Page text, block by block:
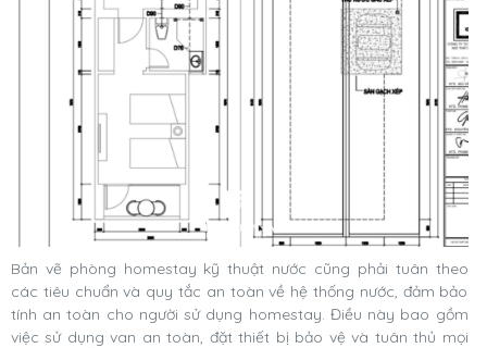
Bản vẽ phòng homestay kỹ thuật nước cũng phải tuân theo
các tiêu chuẩn và quy tắc an toàn về hệ thống nước, đảm bảo
tính an toàn cho người sử dụng homestay. Điều này bao gồm
việc sử dụng van an toàn, đặt thiết bị bảo vệ và tuân thủ mọi